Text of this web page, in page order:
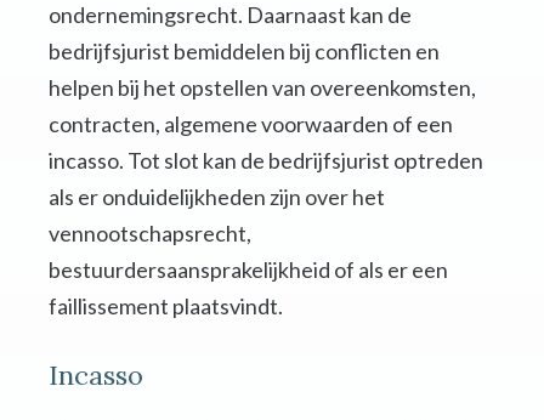
ondernemingsrecht. Daarnaast kan de
bedrijfsjurist bemiddelen bij conflicten en
helpen bij het opstellen van overeenkomsten,
contracten, algemene voorwaarden of een
incasso. Tot slot kan de bedrijfsjurist optreden
als er onduidelijkheden zijn over het
vennootschapsrecht,
bestuurdersaansprakelijkheid of als er een
faillissement plaatsvindt.
Incasso